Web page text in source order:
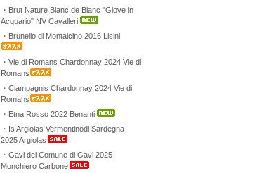
・Brut Nature Blanc de Blanc "Giove in
Acquario" NV Cavalleri
・Brunello di Montalcino 2016 Lisini
・Vie di Romans Chardonnay 2024 Vie di
Romans
・Ciampagnis Chardonnay 2024 Vie di
Romans
・Etna Rosso 2022 Benanti
・Is Argiolas Vermentinodi Sardegna
2025 Argiolas
・Gavi del Comune di Gavi 2025
Monchiero Carbone